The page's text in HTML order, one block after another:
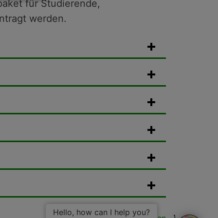
für Studierende,
werden.
Hello, how can I help you?